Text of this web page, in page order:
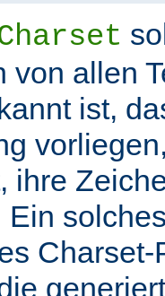
von allen
ist,
ihre
Ein